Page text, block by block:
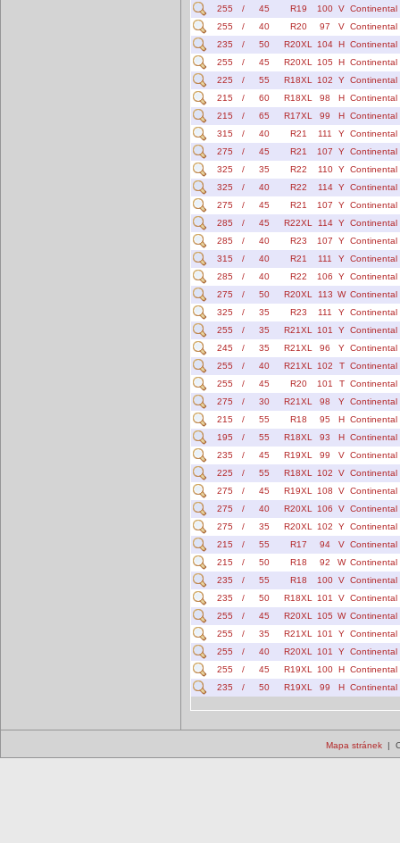
255
/ 45 R19 100 V Continental
255
/ 40 R20 97 V Continental
235
/ 50 R20XL 104 H
Continental
255
/ 45 R20XL 105 H
Continental
225
/ 55 R18XL 102 Y Continental
215
/ 60 R18XL 98 H
Continental
215
/ 65 R17XL 99 H
Continental
315
/ 40 R21 111 Y Continental
275
/ 45 R21 107 Y Continental
325
/ 35 R22 110 Y Continental
325
/ 40 R22 114 Y Continental
275
/ 45 R21 107 Y Continental
285
/ 45 R22XL 114 Y Continental
285
/ 40 R23 107 Y Continental
315
/ 40 R21 111 Y Continental
285
/ 40 R22 106 Y Continental
275
/ 50 R20XL 113 W Continental
325
/ 35 R23 111 Y Continental
255
/ 35 R21XL 101 Y Continental
245
/ 35 R21XL 96 Y Continental
255
/ 40 R21XL 102 T Continental
255
/ 45 R20 101 T Continental
275
/ 30 R21XL 98 Y Continental
215
/ 55 R18 95 H
Continental
195
/ 55 R18XL 93 H
Continental
235
/ 45 R19XL 99 V Continental
225
/ 55 R18XL 102 V Continental
275
/ 45 R19XL 108 V Continental
275
/ 40 R20XL 106 V Continental
275
/ 35 R20XL 102 Y Continental
215
/ 55 R17 94 V Continental
215
/ 50 R18 92 W Continental
235
/ 55 R18 100 V Continental
235
/ 50 R18XL 101 V Continental
255
/ 45 R20XL 105 W Continental
255
/ 35 R21XL 101 Y Continental
255
/ 40 R20XL 101 Y Continental
255
/ 45 R19XL 100 H
Continental
235
/ 50 R19XL 99 H Continental
Mapa stránek|